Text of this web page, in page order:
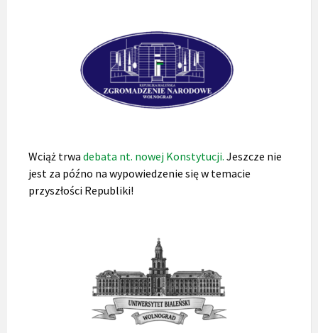
Wciąż trwa debata nt. nowej Konstytucji. Jeszcze nie
jest za późno na wypowiedzenie się w temacie
przyszłości Republiki!